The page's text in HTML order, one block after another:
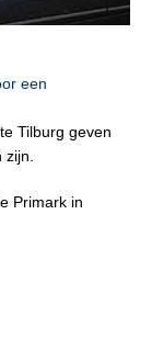
een
Tilburg geven
Primark in